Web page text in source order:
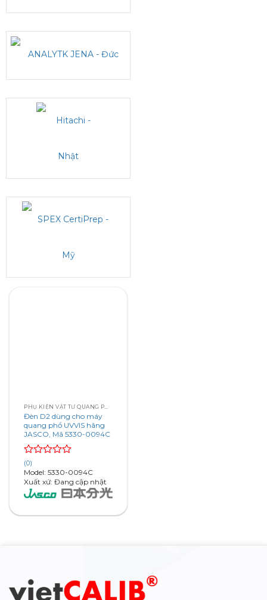
PHỤ KIỆN VẬT TƯ QUANG PHỔ HÃNG JASCO
Đèn D2 dùng cho máy
quang phổ UVVIS hãng
JASCO, Mã 5330-0094C
Rated
0
out
of
5
(0)
Model: 5330-0094C
Xuất xứ: Đang cập nhật